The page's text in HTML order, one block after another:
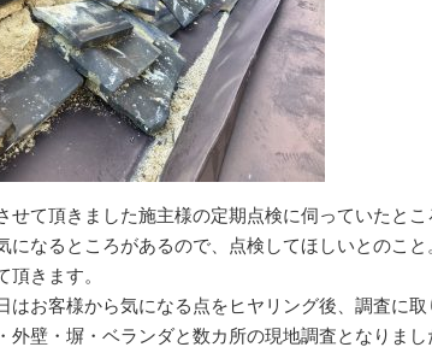
せて頂きました施主様の定期点検に伺っていたと
になるところがあるので、点検してほしいとのこ
頂きます。
はお客様から気になる点をヒヤリング後、調査に取
外壁・塀・ベランダと数カ所の現地調査となりまし